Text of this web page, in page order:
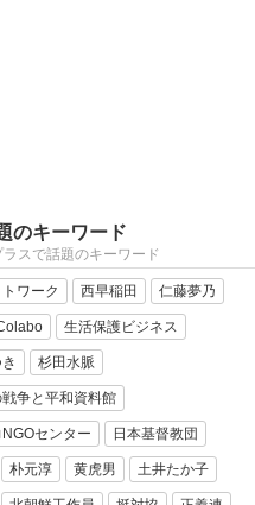
のキーワード
スで話題のキーワード
ワーク 西早稲田 仁藤夢乃
生活保護ビジネス
杉田水脈
争と平和資料館
センター 日本基督教団
朴元淳 黄虎男 土井たか子